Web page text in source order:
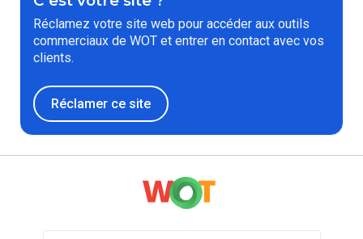
Réclamez votre site web pour accéder aux outils
commerciaux de WOT et entrer en contact avec vos
clients.
Réclamer ce site